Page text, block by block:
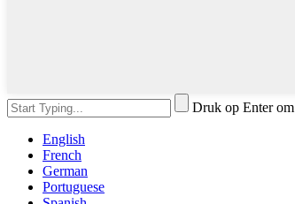
Druk op Enter
English
French
German
Portuguese